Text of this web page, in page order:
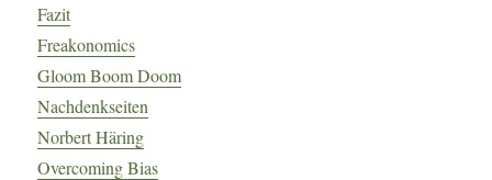
Fazit
Freakonomics
Gloom Boom Doom
Nachdenkseiten
Norbert Häring
Overcoming Bias